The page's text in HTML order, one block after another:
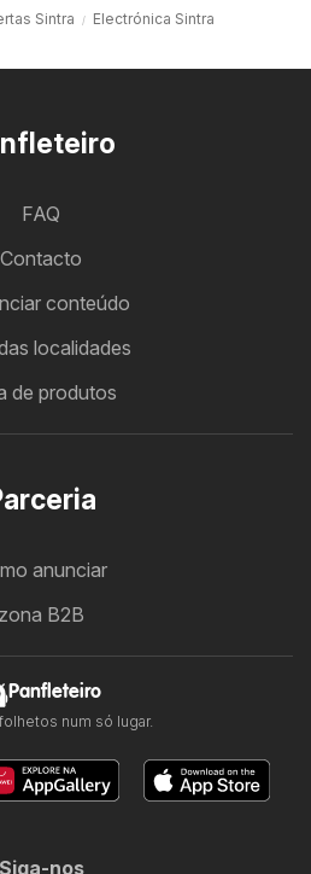
Sintra Electrónica Sintra
FAQ
Contacto
conteúdo
localidades
de produtos
anunciar
zona B2B
Panfleteiro
num só lugar.
Siga-nos